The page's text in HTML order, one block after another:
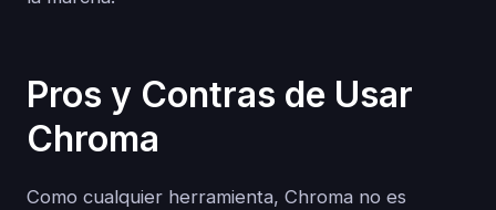
Pros y Contras de Usar
Chroma
Como cualquier herramienta, Chroma no es